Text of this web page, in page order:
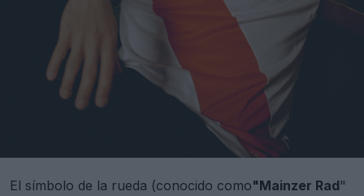
El símbolo de la rueda (conocido como"Mainzer Rad"